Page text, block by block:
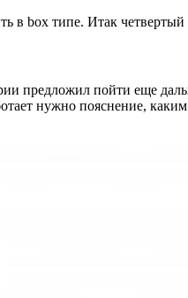
в box типе. Итак четвертый
предложил пойти еще
нужно пояснение,